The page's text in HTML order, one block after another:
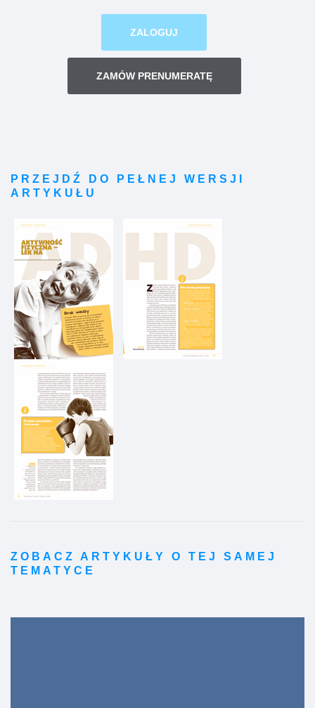
ZALOGUJ
ZAMÓW PRENUMERATĘ
PRZEJDŹ DO PEŁNEJ WERSJI
ARTYKUŁU
ZOBACZ ARTYKUŁY O TEJ SAMEJ
TEMATYCE